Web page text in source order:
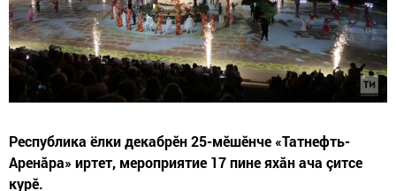
Республика ёлки декабрӗн 25-мӗшӗнче «Татнефть-
Аренăра» иртет, мероприятие 17 пине яхӑн ача çитсе
курӗ.